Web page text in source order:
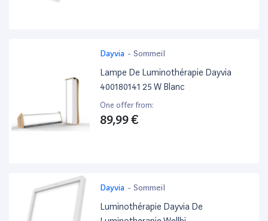
Dayvia - Sommeil
Lampe De Luminothérapie Dayvia
400180141 25 W Blanc
One offer from:
89,99 €
Dayvia - Sommeil
Luminothérapie Dayvia De